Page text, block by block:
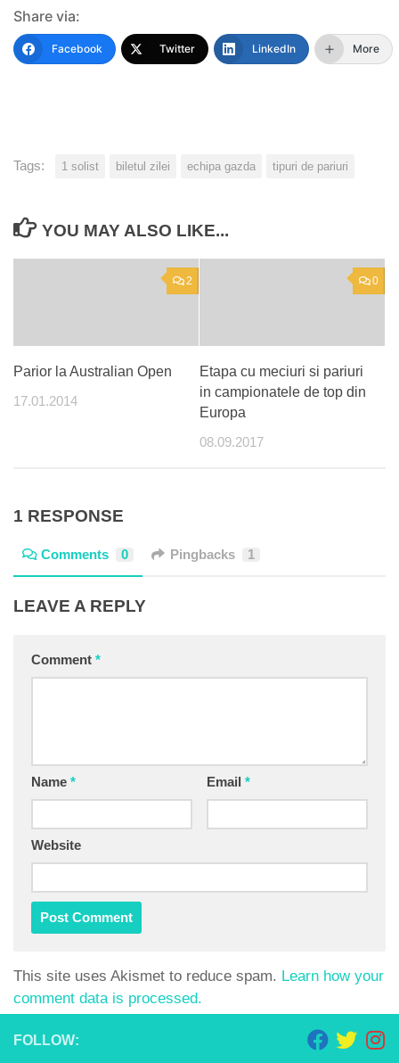
Share via:
Facebook Twitter LinkedIn More
Tags: 1 solist biletul zilei echipa gazda tipuri de pariuri
YOU MAY ALSO LIKE...
2
Parior la Australian Open
17.01.2014
0
Etapa cu meciuri si pariuri
in campionatele de top din
Europa
08.09.2017
1 RESPONSE
Comments 0 Pingbacks 1
LEAVE A REPLY
Comment *
Name * Email *
Website
This site uses Akismet to reduce spam. Learn how your
comment data is processed.
FOLLOW: